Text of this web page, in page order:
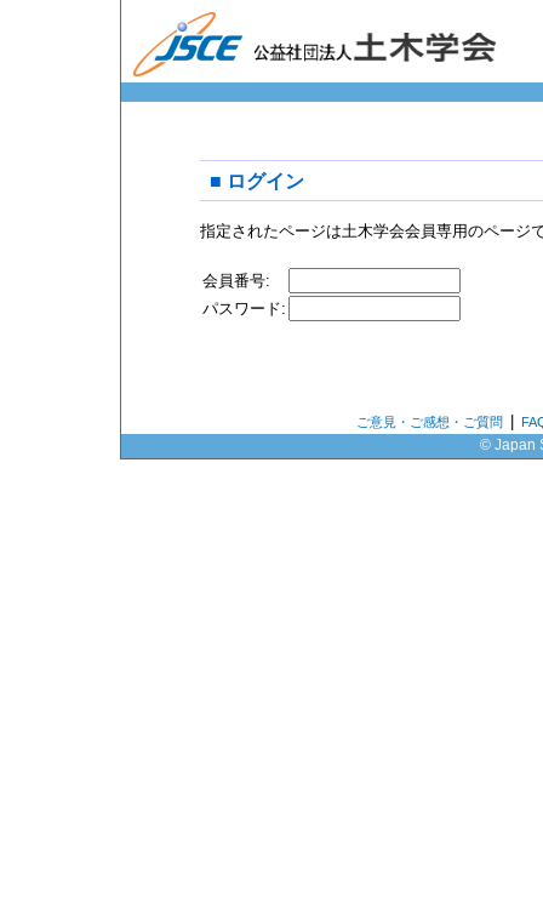
■ ログイン
指定されたページは土木学会会員専用のページ
会員番号:
パスワード:
ご意見・ご感想・ご質問
© Japan